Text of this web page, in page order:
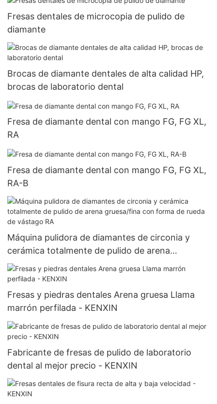
Fresas dentales de microcopia de pulido de
diamante
Brocas de diamante dentales de alta calidad HP,
brocas de laboratorio dental
Fresa de diamante dental con mango FG, FG XL,
RA
Fresa de diamante dental con mango FG, FG XL,
RA-B
Máquina pulidora de diamantes de circonia y
cerámica totalmente de pulido de arena
gruesa/fina con forma de rueda de vástago RA
Fresas y piedras dentales Arena gruesa Llama
marrón perfilada - KENXIN
Fabricante de fresas de pulido de laboratorio
dental al mejor precio - KENXIN